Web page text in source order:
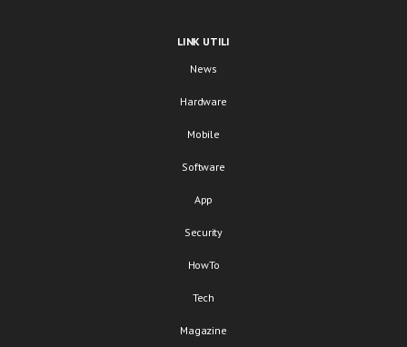
LINK UTILI
News
Hardware
Mobile
Software
App
Security
HowTo
Tech
Magazine